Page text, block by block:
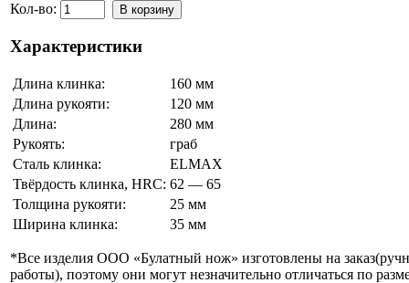
Кол-во:
В корзину
Характеристики
Длина клинка:
160 мм
Длина рукояти:
120 мм
Длина:
280 мм
Рукоять:
граб
Сталь клинка:
ELMAX
Твёрдость клинка, HRC: 62 — 65
Толщина рукояти:
25 мм
Ширина клинка:
35 мм
*Все изделия ООО «Булатный нож» изготовлены на
работы), поэтому они могут незначительно отличаться по